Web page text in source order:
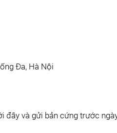
Đa, Hà Nội
đây và gửi bản cứng trước